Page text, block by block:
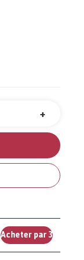
+
Acheter par 3